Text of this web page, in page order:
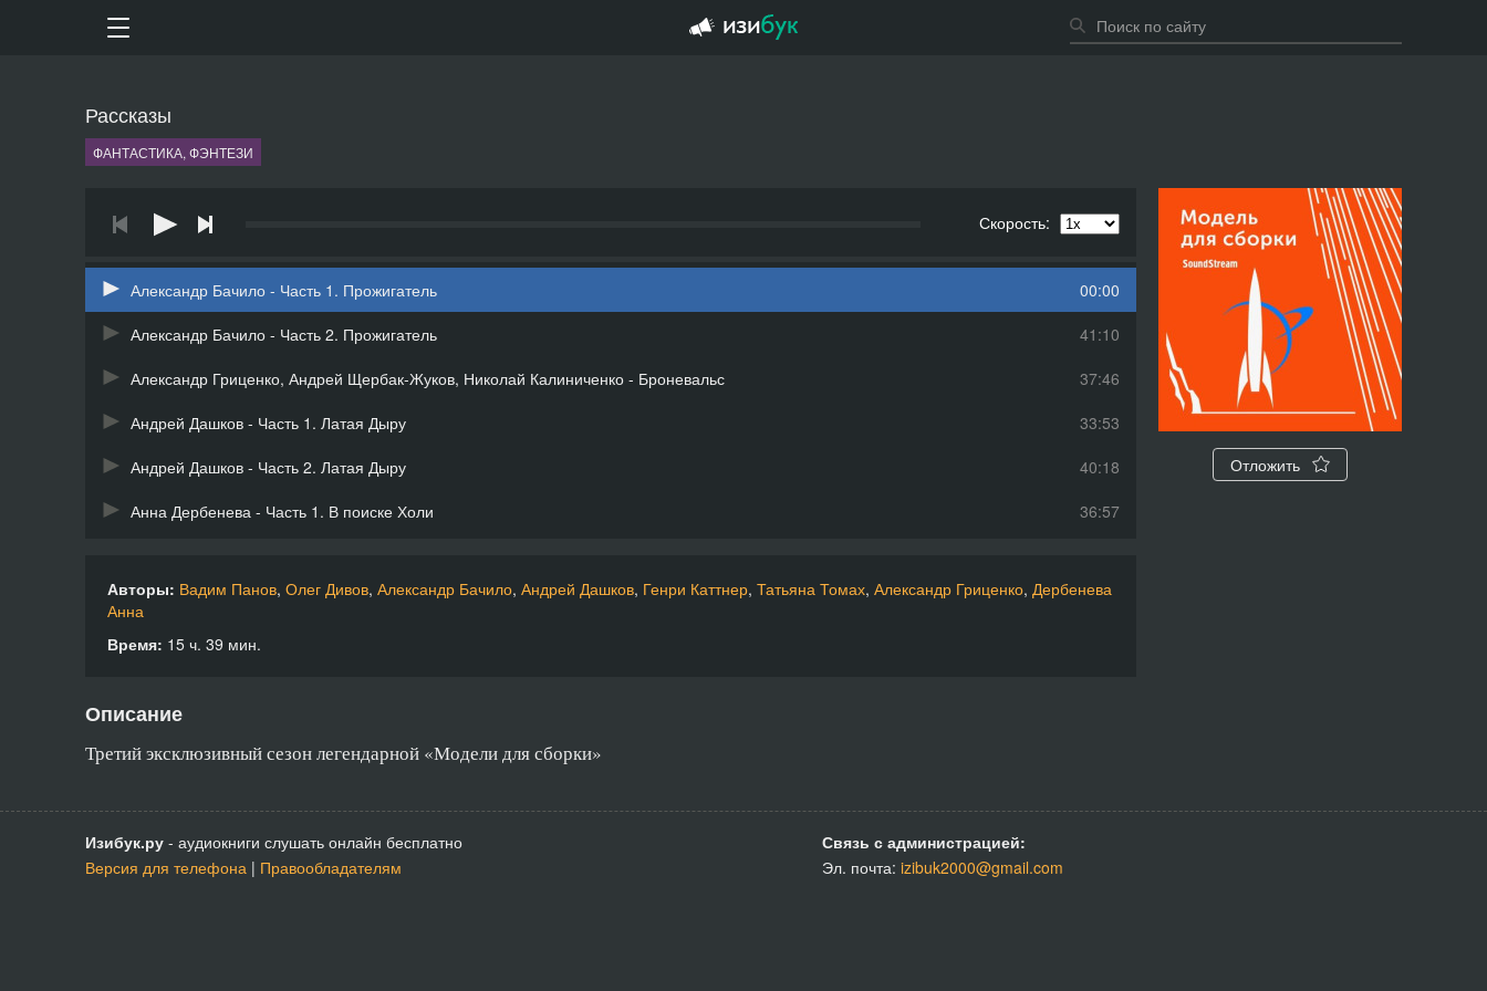
Рассказы
ФАНТАСТИКА, ФЭНТЕЗИ
Отложить
Скорость:
00:00
Александр Бачило - Часть 1. Прожигатель
41:10
Александр Бачило - Часть 2. Прожигатель
37:46
Александр Гриценко, Андрей Щербак-Жуков, Николай Калиниченко - Броневальс
33:53
Андрей Дашков - Часть 1. Латая Дыру
40:18
Андрей Дашков - Часть 2. Латая Дыру
36:57
Анна Дербенева - Часть 1. В поиске Холи
40:00
Вадим Панов - Часть 1. Сражаться
Вадим Панов - Часть 2. Сражаться
Дмитрий Казаков - Часть 1. Охота на зайца
Авторы: Вадим Панов, Олег Дивов, Александр Бачило, Андрей Дашков, Генри Каттнер, Татьяна Томах, Александр Гриценко, Дербенева
Анна
Время: 15 ч. 39 мин.
Описание
Третий эксклюзивный сезон легендарной «Модели для сборки»
Изибук.ру - аудиокниги слушать онлайн бесплатно
Версия для телефона | Правообладателям
Связь с администрацией:
Эл. почта: izibuk2000@gmail.com